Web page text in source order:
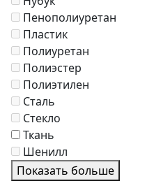
Пенополиуретан
Пластик
Полиуретан
Полиэстер
Полиэтилен
Сталь
Стекло
Ткань
Шенилл
Показать больше